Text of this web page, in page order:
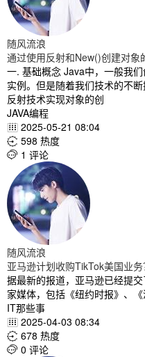
随风流浪
通过使用反射和New()创建对象
一. 基础概念 Java中，一般我
实例。但是随着我们技术的不
反射技术实现对象的创
JAVA编程
 2025-05-21 08:04
 598 热度
 1 评论
随风流浪
亚马逊计划收购TikTok美国业务
据最新的报道，亚马逊已经提
家媒体，包括《纽约时报》、
IT那些事
 2025-04-03 08:34
 678 热度
 0 评论